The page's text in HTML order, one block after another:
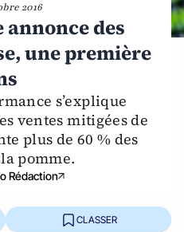
2016
annonce des
une première
s’explique
ventes mitigées de
plus de 60 % des
pomme.
Rédaction
CLASSER